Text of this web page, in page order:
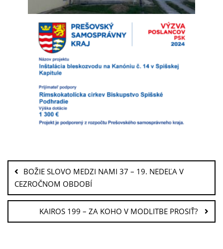
BOŽIE SLOVO MEDZI NAMI 37 – 19. NEDEĽA V
CEZROČNOM OBDOBÍ
KAIROS 199 – ZA KOHO V MODLITBE PROSIŤ?